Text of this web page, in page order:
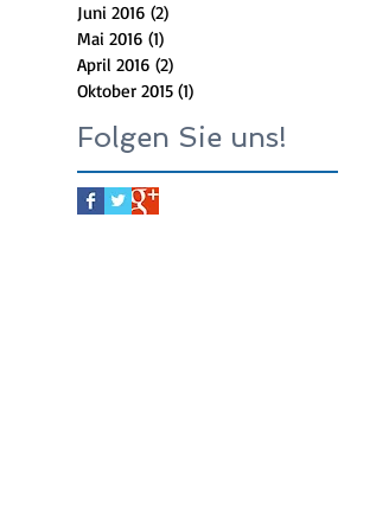
Juni 2016 (2)
Mai 2016 (1)
April 2016 (2)
Oktober 2015 (1)
Folgen Sie uns!